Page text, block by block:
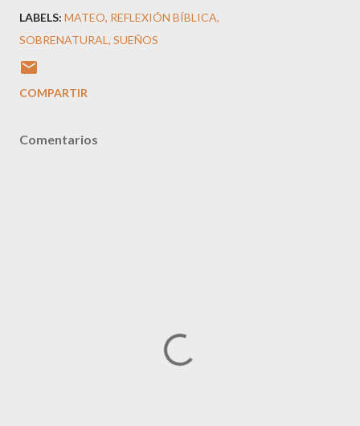
LABELS: MATEO REFLEXIÓN BÍBLICA
SOBRENATURAL SUEÑOS
COMPARTIR
Comentarios